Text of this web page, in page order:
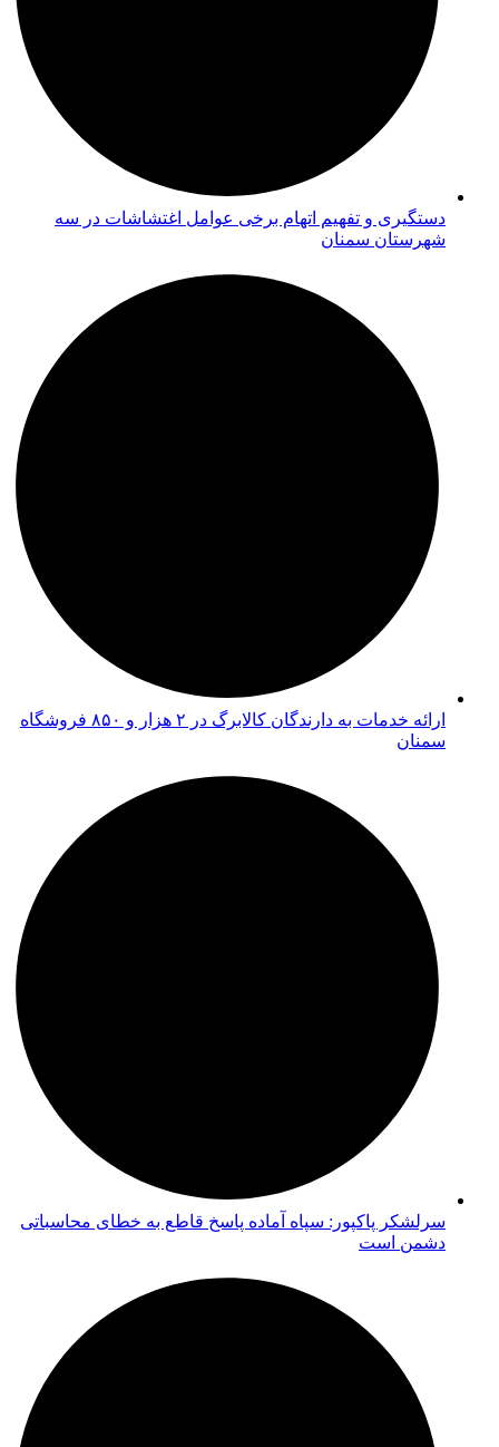
دستگیری و تفهیم اتهام برخی عوامل اغتشاشات در سه
شهرستان سمنان
ارائه خدمات به دارندگان کالابرگ در ۲ هزار و ۸۵۰ فروشگاه
سمنان
سرلشکر پاکپور: سپاه آماده پاسخ قاطع به خطای محاسباتی
دشمن است